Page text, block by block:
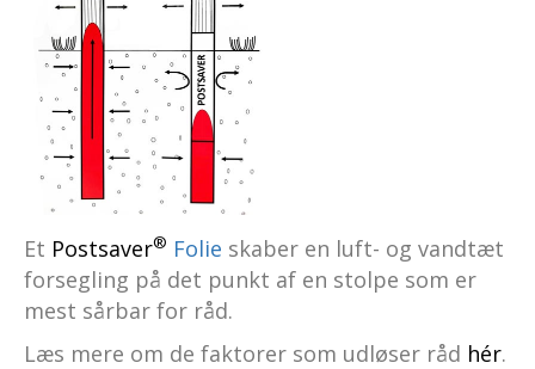
Et Postsaver® Folie skaber en luft- og vandtæt
forsegling på det punkt af en stolpe som er
mest sårbar for råd.
Læs mere om de faktorer som udløser råd hér.